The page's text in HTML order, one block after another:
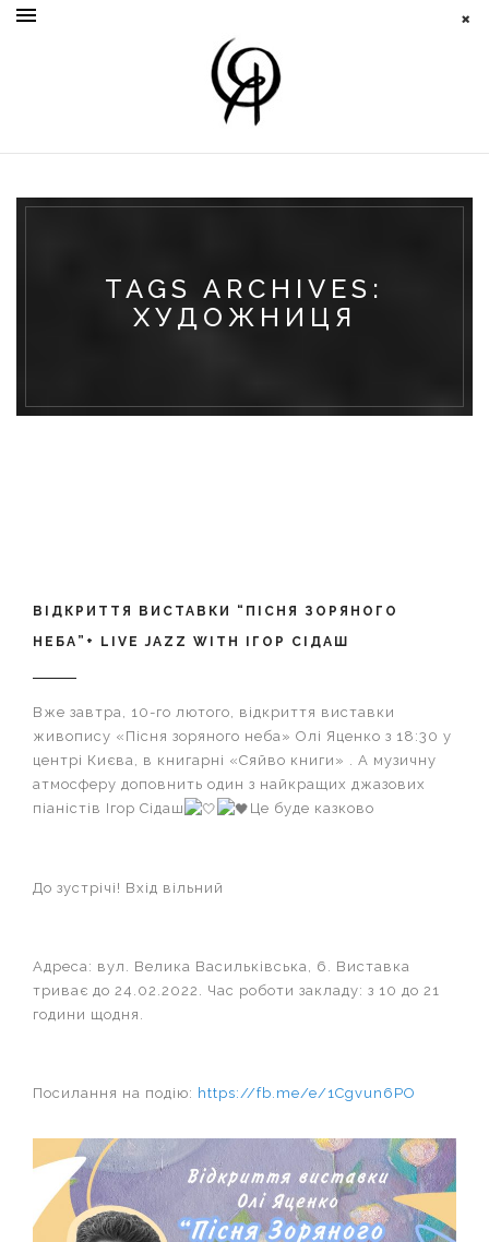
TAGS ARCHIVES:
ХУДОЖНИЦЯ
ВІДКРИТТЯ ВИСТАВКИ “ПІСНЯ ЗОРЯНОГО
НЕБА”+ LIVE JAZZ WITH ІГОР СІДАШ
Вже завтра, 10-го лютого, відкриття виставки
живопису «Пісня зоряного неба» Олі Яценко з 18:30 у
центрі Києва, в книгарні «Сяйво книги» . А музичну
атмосферу доповнить один з найкращих джазових
піаністів Ігор Сідаш
Це буде казково
До зустрічі! Вхід вільний
Адреса: вул. Велика Васильківська, 6. Виставка
триває до 24.02.2022. Час роботи закладу: з 10 до 21
години щодня.
Посилання на подію: https://fb.me/e/1Cgvun6PO